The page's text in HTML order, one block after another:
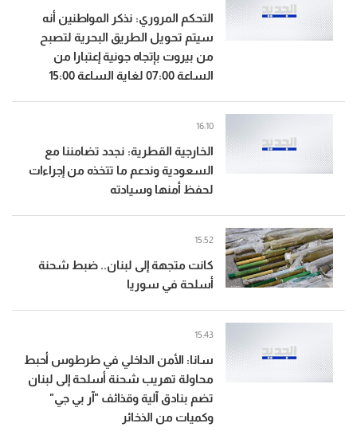
التحكم المروري: نذكر المواطنين أنه
سيتم تحويل الطريق البحرية لتصبح
من بيروت بإتجاه جونية إعتبارا من
الساعة 07:00 لغاية الساعة 15:00
الخارجية القطرية: نجدد تضامننا مع
السعودية وندعم ما تتخذه من إجراءات
لحفظ أمنها وسيادته
16:10
كانت متجهة إلى لبنان.. ضبط شحنة
أسلحة في سوريا
15:52
سانا: الأمن الداخلي في طرطوس أحبط
محاولة تهريب شحنة أسلحة إلى لبنان
تضم بنادق آلية وقذائف "آر بي جي"
وكميات من الذخائر
15:43